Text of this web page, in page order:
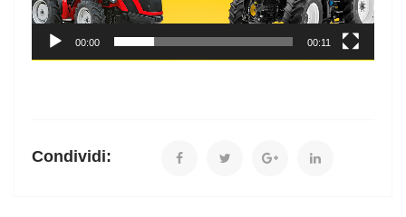
00:00 00:11
Condividi: